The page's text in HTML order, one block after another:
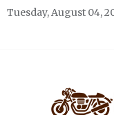
Skip
Tuesday, August 04,